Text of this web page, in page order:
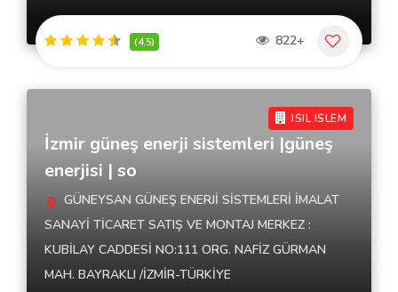
(4.5) 822+
ISIL ISLEM
İzmir güneş enerji sistemleri |güneş
enerjisi | so
GÜNEYSAN GÜNEŞ ENERJİ SİSTEMLERİ İMALAT
SANAYİ TİCARET SATIŞ VE MONTAJ MERKEZ :
KUBİLAY CADDESİ NO:111 ORG. NAFİZ GÜRMAN
MAH. BAYRAKLI /İZMİR-TÜRKİYE